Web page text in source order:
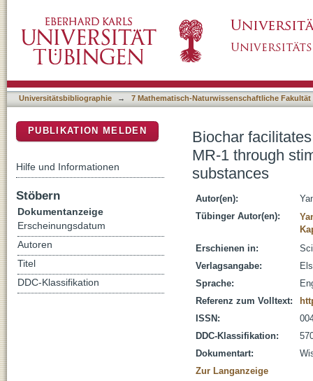
secretion of extracellular polymeric
Universitätsbibliographie → 7 Mathematisch-Naturwissenschaftliche Fakultät
Biochar
MR-1 through
substances
Autor(en):
Tübinger Autor(en):
Erschienen in:
Verlagsangabe:
Sprache:
Referenz zum Volltext:
ISSN:
DDC-Klassifikation:
Dokumentart:
Zur Langanzeige
PUBLIKATION MELDEN
Hilfe und Informationen
Stöbern
Dokumentanzeige
Erscheinungsdatum
Autoren
Titel
DDC-Klassifikation